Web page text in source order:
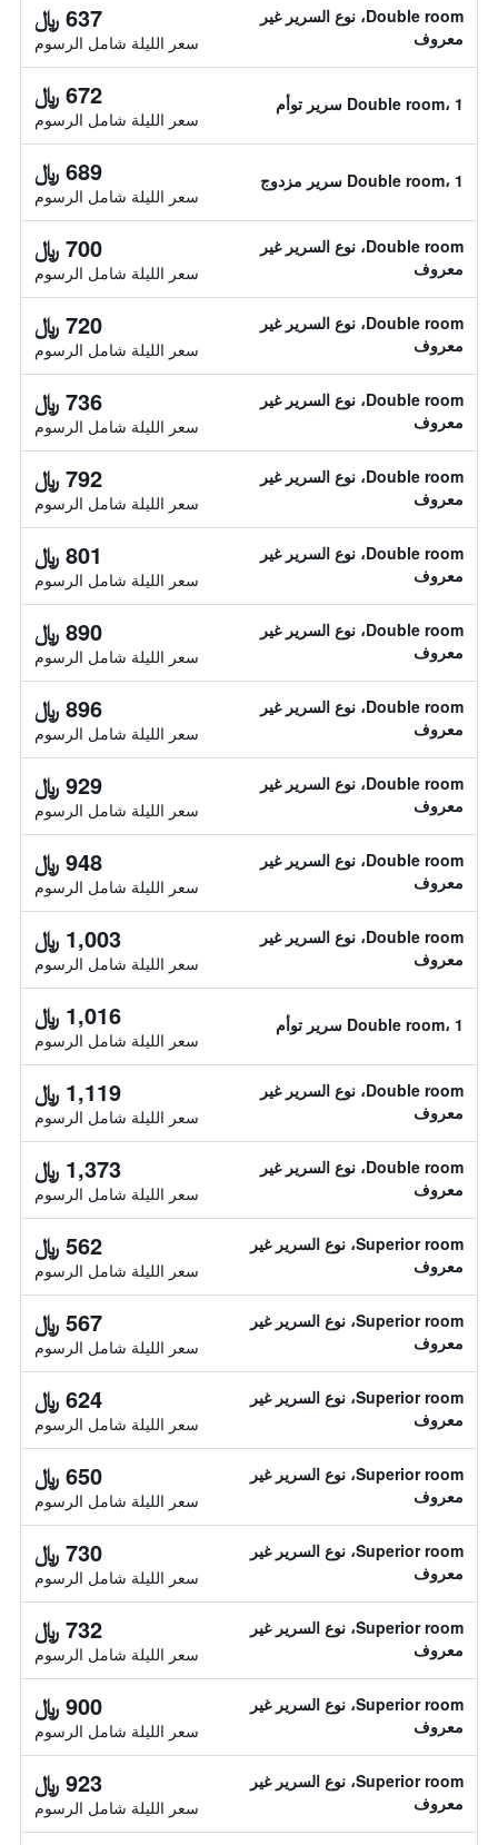
Double room، نوع السرير غير
معروف
637 ﷼
سعر الليلة شامل الرسوم
Double room، 1 سرير توأم 672 ﷼
سعر الليلة شامل الرسوم
Double room، 1 سرير مزدوج 689 ﷼
سعر الليلة شامل الرسوم
Double room، نوع السرير غير
معروف
700 ﷼
سعر الليلة شامل الرسوم
Double room، نوع السرير غير
معروف
720 ﷼
سعر الليلة شامل الرسوم
Double room، نوع السرير غير
معروف
736 ﷼
سعر الليلة شامل الرسوم
Double room، نوع السرير غير
معروف
792 ﷼
سعر الليلة شامل الرسوم
Double room، نوع السرير غير
معروف
801 ﷼
سعر الليلة شامل الرسوم
Double room، نوع السرير غير
معروف
890 ﷼
سعر الليلة شامل الرسوم
Double room، نوع السرير غير
معروف
896 ﷼
سعر الليلة شامل الرسوم
Double room، نوع السرير غير
معروف
929 ﷼
سعر الليلة شامل الرسوم
Double room، نوع السرير غير
معروف
948 ﷼
سعر الليلة شامل الرسوم
Double room، نوع السرير غير
معروف
1,003 ﷼
سعر الليلة شامل الرسوم
Double room، 1 سرير توأم 1,016 ﷼
سعر الليلة شامل الرسوم
Double room، نوع السرير غير
معروف
1,119 ﷼
سعر الليلة شامل الرسوم
Double room، نوع السرير غير
معروف
1,373 ﷼
سعر الليلة شامل الرسوم
Superior room، نوع السرير غير
معروف
562 ﷼
سعر الليلة شامل الرسوم
Superior room، نوع السرير غير
معروف
567 ﷼
سعر الليلة شامل الرسوم
Superior room، نوع السرير غير
معروف
624 ﷼
سعر الليلة شامل الرسوم
Superior room، نوع السرير غير
معروف
650 ﷼
سعر الليلة شامل الرسوم
Superior room، نوع السرير غير
معروف
730 ﷼
سعر الليلة شامل الرسوم
Superior room، نوع السرير غير
معروف
732 ﷼
سعر الليلة شامل الرسوم
Superior room، نوع السرير غير
معروف
900 ﷼
سعر الليلة شامل الرسوم
Superior room، نوع السرير غير
معروف
923 ﷼
سعر الليلة شامل الرسوم